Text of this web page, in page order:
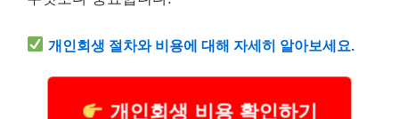
개인회생 절차와 비용에 대해 자세히 알아보세요.
개인회생 비용 확인하기